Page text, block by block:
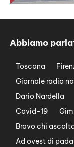
Abbiamo
Toscana
Giornale radio
Dario Nardella
Covid-19
Bravo chi
Ad ovest di